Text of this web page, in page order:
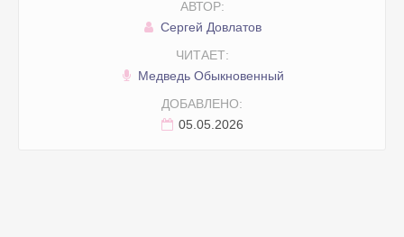
АВТОР:
Сергей Довлатов
ЧИТАЕТ:
Медведь Обыкновенный
ДОБАВЛЕНО:
05.05.2026